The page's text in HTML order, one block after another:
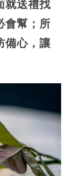
就送禮找
會幫；所
備心，讓